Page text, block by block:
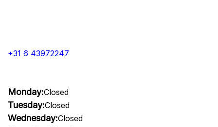
+31 6 43972247
Monday:Closed
Tuesday:Closed
Wednesday:Closed